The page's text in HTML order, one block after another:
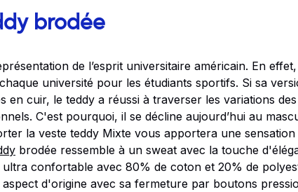
brodée
de l’esprit universitaire américain. En
université pour les étudiants sportifs. Si sa
en cuir, le teddy a réussi à traverser les variations
C'est pourquoi, il se décline aujourd’hui au
la veste teddy Mixte vous apportera une sensation
brodée ressemble à un sweat avec la touche
ultra confortable avec 80% de coton et 20% de
d'origine avec sa fermeture par boutons